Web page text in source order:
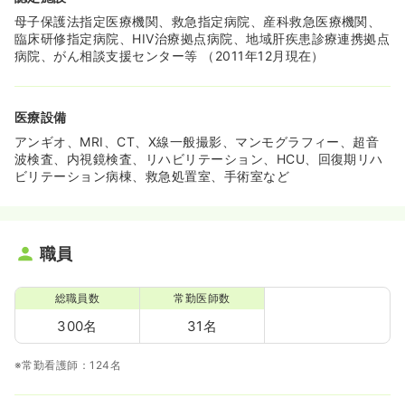
母子保護法指定医療機関、救急指定病院、産科救急医療機関、
臨床研修指定病院、HIV治療拠点病院、地域肝疾患診療連携拠点
病院、がん相談支援センター等 （2011年12月現在）
医療設備
アンギオ、MRI、CT、X線一般撮影、マンモグラフィー、超音
波検査、内視鏡検査、リハビリテーション、HCU、回復期リハ
ビリテーション病棟、救急処置室、手術室など
職員
総職員数
300名
常勤医師数
31名
※常勤看護師：124名